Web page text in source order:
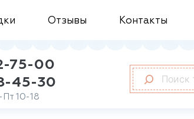
Отзывы Контакты
75-00
45-30
10-18